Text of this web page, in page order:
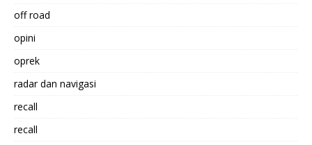
off road
opini
oprek
radar dan navigasi
recall
recall